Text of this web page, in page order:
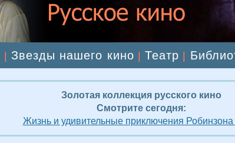
Звезды нашего кино |Театр
Золотая коллекция русского кино
Смотрите сегодня:
Жизнь и удивительные приключения Робинзона